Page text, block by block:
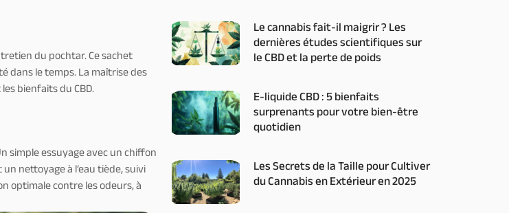
du pochtar. Ce sachet
dans le temps. La maîtrise des
bienfaits du CBD.
simple essuyage avec un chiffon
nettoyage à l’eau tiède, suivi
optimale contre les odeurs, à
Le cannabis fait-il maigrir ? Les
dernières études scientifiques sur
le CBD et la perte de poids
E-liquide CBD : 5 bienfaits
surprenants pour votre bien-être
quotidien
Les Secrets de la Taille pour Cultiver
du Cannabis en Extérieur en 2025